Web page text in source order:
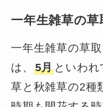
一年生雑草の草
一年生雑草の草
は、 5月 といわ
草と秋雑草の2種